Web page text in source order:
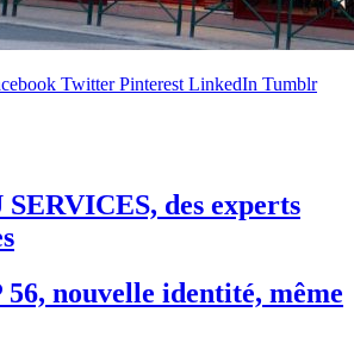
Twitter Pinterest LinkedIn Tumblr
des experts
nouvelle identité, même